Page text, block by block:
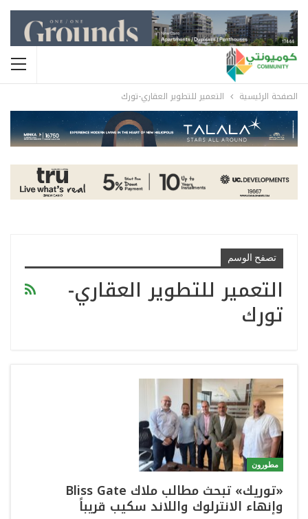
الصفحة الرئيسية التعمير للتطوير العقاري-تورك
تصفح الوسم
التعمير للتطوير العقاري-
تورك
مطورون
«توريك» تبحث مطالب ملاك Bliss Gate
وإنهاء الانترلوك واللاند سكيب قريباً